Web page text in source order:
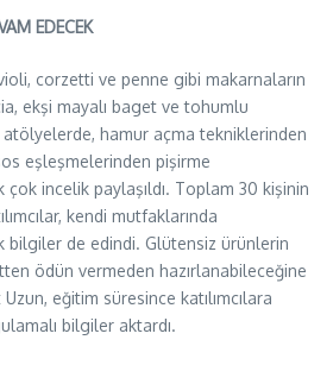
EDECEK
corzetti ve penne gibi makarnaların
ekşi mayalı baget ve tohumlu
atölyelerde, hamur açma tekniklerinden
eşleşmelerinden pişirme
incelik paylaşıldı. Toplam 30 kişinin
kendi mutfaklarında
bilgiler de edindi. Glütensiz ürünlerin
ödün vermeden hazırlanabileceğine
eğitim süresince katılımcılara
bilgiler aktardı.